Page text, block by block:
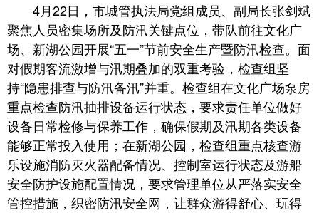
4月22日，市城管执法局党组成员、副局长张剑斌
聚焦人员密集场所及防汛关键点位，带队前往文化广
场、新湖公园开展“五一”节前安全生产暨防汛检查。面
对假期客流激增与汛期叠加的双重考验，检查组坚
持“隐患排查与防汛备汛”并重。检查组在文化广场泵房
重点检查防汛抽排设备运行状态，要求责任单位做好
设备日常检修与保养工作，确保假期及汛期各类设备
能够正常投入使用；在新湖公园，检查组重点核查游
乐设施消防灭火器配备情况、控制室运行状态及游船
安全防护设施配置情况，要求管理单位从严落实安全
管控措施，织密防汛安全网，让群众游得舒心、玩得